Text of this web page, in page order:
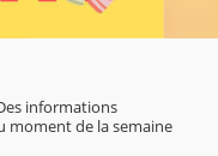
informations
moment de la semaine